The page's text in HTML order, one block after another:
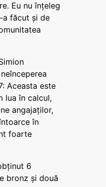
Eu nu înțeleg
a făcut și de
Aceasta este
lua în calcul,
angajaților,
în
foarte
6
bronz și două